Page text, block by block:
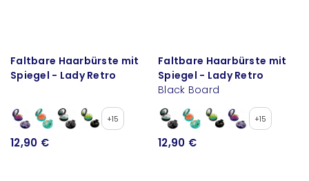
Faltbare Haarbürste mit
Spiegel - Lady Retro
+15
12,90 €
Faltbare Haarbürste mit
Spiegel - Lady Retro
Black Board
+15
12,90 €